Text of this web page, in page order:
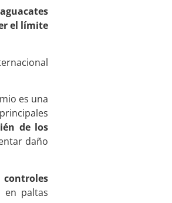
el límite
es una
de los
daño
controles
en paltas